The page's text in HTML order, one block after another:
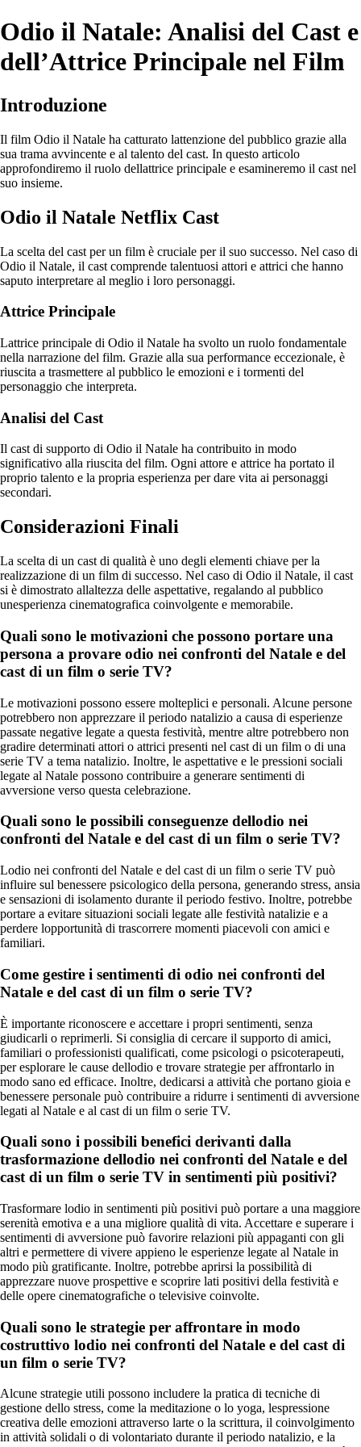
Odio il Natale: Analisi del Cast e
dell’Attrice Principale nel Film
Introduzione
Il film Odio il Natale ha catturato lattenzione del pubblico grazie alla
sua trama avvincente e al talento del cast. In questo articolo
approfondiremo il ruolo dellattrice principale e esamineremo il cast nel
suo insieme.
Odio il Natale Netflix Cast
La scelta del cast per un film è cruciale per il suo successo. Nel caso di
Odio il Natale, il cast comprende talentuosi attori e attrici che hanno
saputo interpretare al meglio i loro personaggi.
Attrice Principale
Lattrice principale di Odio il Natale ha svolto un ruolo fondamentale
nella narrazione del film. Grazie alla sua performance eccezionale, è
riuscita a trasmettere al pubblico le emozioni e i tormenti del
personaggio che interpreta.
Analisi del Cast
Il cast di supporto di Odio il Natale ha contribuito in modo
significativo alla riuscita del film. Ogni attore e attrice ha portato il
proprio talento e la propria esperienza per dare vita ai personaggi
secondari.
Considerazioni Finali
La scelta di un cast di qualità è uno degli elementi chiave per la
realizzazione di un film di successo. Nel caso di Odio il Natale, il cast
si è dimostrato allaltezza delle aspettative, regalando al pubblico
unesperienza cinematografica coinvolgente e memorabile.
Quali sono le motivazioni che possono portare una
persona a provare odio nei confronti del Natale e del
cast di un film o serie TV?
Le motivazioni possono essere molteplici e personali. Alcune persone
potrebbero non apprezzare il periodo natalizio a causa di esperienze
passate negative legate a questa festività, mentre altre potrebbero non
gradire determinati attori o attrici presenti nel cast di un film o di una
serie TV a tema natalizio. Inoltre, le aspettative e le pressioni sociali
legate al Natale possono contribuire a generare sentimenti di
avversione verso questa celebrazione.
Quali sono le possibili conseguenze dellodio nei
confronti del Natale e del cast di un film o serie TV?
Lodio nei confronti del Natale e del cast di un film o serie TV può
influire sul benessere psicologico della persona, generando stress, ansia
e sensazioni di isolamento durante il periodo festivo. Inoltre, potrebbe
portare a evitare situazioni sociali legate alle festività natalizie e a
perdere lopportunità di trascorrere momenti piacevoli con amici e
familiari.
Come gestire i sentimenti di odio nei confronti del
Natale e del cast di un film o serie TV?
È importante riconoscere e accettare i propri sentimenti, senza
giudicarli o reprimerli. Si consiglia di cercare il supporto di amici,
familiari o professionisti qualificati, come psicologi o psicoterapeuti,
per esplorare le cause dellodio e trovare strategie per affrontarlo in
modo sano ed efficace. Inoltre, dedicarsi a attività che portano gioia e
benessere personale può contribuire a ridurre i sentimenti di avversione
legati al Natale e al cast di un film o serie TV.
Quali sono i possibili benefici derivanti dalla
trasformazione dellodio nei confronti del Natale e del
cast di un film o serie TV in sentimenti più positivi?
Trasformare lodio in sentimenti più positivi può portare a una maggiore
serenità emotiva e a una migliore qualità di vita. Accettare e superare i
sentimenti di avversione può favorire relazioni più appaganti con gli
altri e permettere di vivere appieno le esperienze legate al Natale in
modo più gratificante. Inoltre, potrebbe aprirsi la possibilità di
apprezzare nuove prospettive e scoprire lati positivi della festività e
delle opere cinematografiche o televisive coinvolte.
Quali sono le strategie per affrontare in modo
costruttivo lodio nei confronti del Natale e del cast di
un film o serie TV?
Alcune strategie utili possono includere la pratica di tecniche di
gestione dello stress, come la meditazione o lo yoga, lespressione
creativa delle emozioni attraverso larte o la scrittura, il coinvolgimento
in attività solidali o di volontariato durante il periodo natalizio, e la